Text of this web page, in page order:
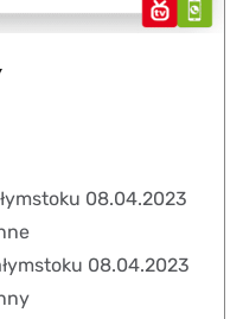
08.04.2023
08.04.2023